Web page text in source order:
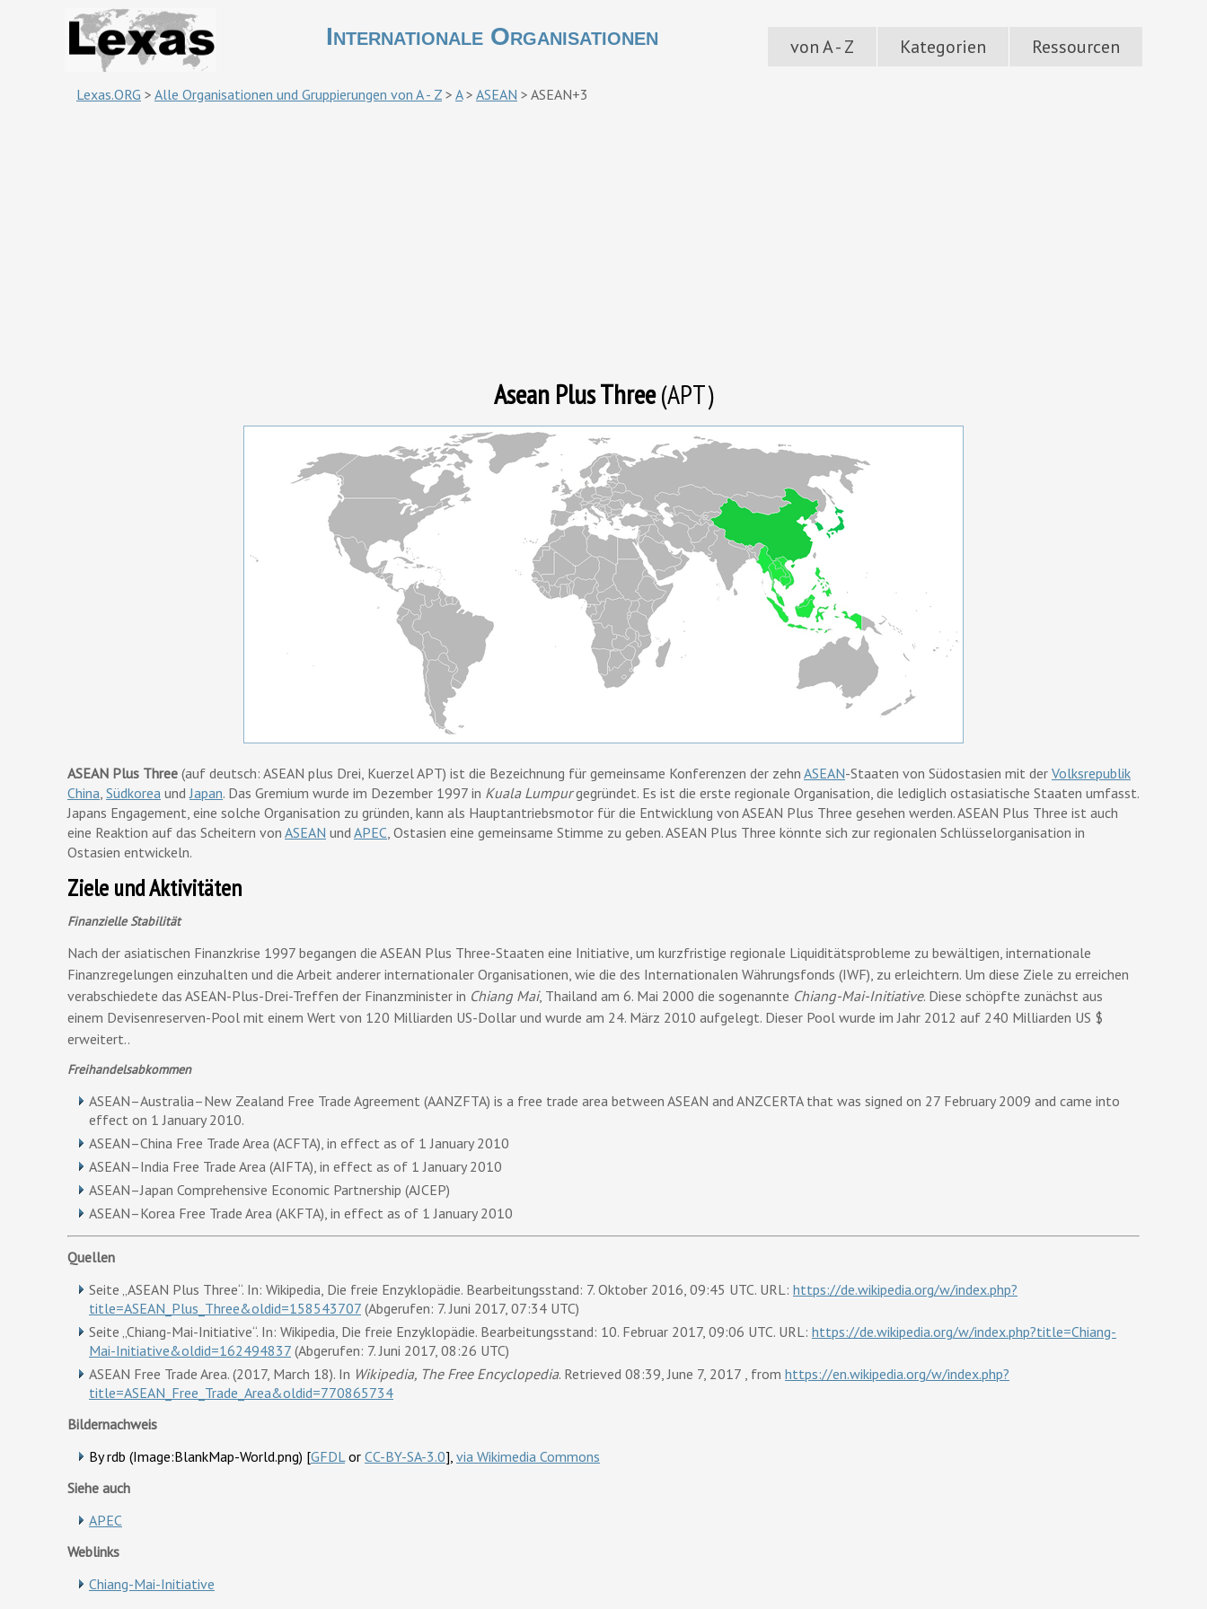
Internationale Organisationen von A - Z Kategorien Ressourcen
Lexas.ORG > Alle Organisationen und Gruppierungen von A - Z > A> ASEAN > ASEAN+3
Asean Plus Three(APT)
ASEAN Plus Three (auf deutsch: ASEAN plus Drei, Kuerzel APT) ist die Bezeichnung für gemeinsame Konferenzen der zehn ASEAN-Staaten von Südostasien mit der Volksrepublik
China, Südkorea undJapan. Das Gremium wurde im Dezember 1997 in Kuala Lumpurgegründet. Es ist die erste regionale Organisation, die lediglich ostasiatische Staaten umfasst.
Japans Engagement, eine solche Organisation zu gründen, kann als Hauptantriebsmotor für die Entwicklung von ASEAN Plus Three gesehen werden. ASEAN Plus Three ist auch
eine Reaktion auf das Scheitern von ASEAN und APEC, Ostasien eine gemeinsame Stimme zu geben. ASEAN Plus Three könnte sich zur regionalen Schlüsselorganisation in
Ostasien entwickeln.
Ziele und Aktivitäten
Finanzielle Stabilität
Nach der asiatischen Finanzkrise 1997 begangen die ASEAN Plus Three-Staaten eine Initiative, um kurzfristige regionale Liquiditätsprobleme zu bewältigen, internationale
Finanzregelungen einzuhalten und die Arbeit anderer internationaler Organisationen, wie die des Internationalen Währungsfonds (IWF), zu erleichtern. Um diese Ziele zu erreichen
verabschiedete das ASEAN-Plus-Drei-Treffen der Finanzminister in Chiang Mai, Thailand am 6. Mai 2000 die sogenannte Chiang-Mai-Initiative. Diese schöpfte zunächst aus
einem Devisenreserven-Pool mit einem Wert von 120 Milliarden US-Dollar und wurde am 24. März 2010 aufgelegt. Dieser Pool wurde im Jahr 2012 auf 240 Milliarden US $
erweitert..
Freihandelsabkommen
ASEAN–Australia–New Zealand Free Trade Agreement (AANZFTA) is a free trade area between ASEAN and ANZCERTA that was signed on 27 February 2009 and came into
effect on 1 January 2010.
ASEAN–China Free Trade Area (ACFTA), in effect as of 1 January 2010
ASEAN–India Free Trade Area (AIFTA), in effect as of 1 January 2010
ASEAN–Japan Comprehensive Economic Partnership (AJCEP)
ASEAN–Korea Free Trade Area (AKFTA), in effect as of 1 January 2010
Quellen
Seite „ASEAN Plus Three“. In: Wikipedia, Die freie Enzyklopädie. Bearbeitungsstand: 7. Oktober 2016, 09:45 UTC. URL: https://de.wikipedia.org/w/index.php?
title=ASEAN_Plus_Three&oldid=158543707 (Abgerufen: 7. Juni 2017, 07:34 UTC)
Seite „Chiang-Mai-Initiative“. In: Wikipedia, Die freie Enzyklopädie. Bearbeitungsstand: 10. Februar 2017, 09:06 UTC. URL: https://de.wikipedia.org/w/index.php?title=Chiang-
Mai-Initiative&oldid=162494837 (Abgerufen: 7. Juni 2017, 08:26 UTC)
ASEAN Free Trade Area. (2017, March 18). In Wikipedia, The Free Encyclopedia. Retrieved 08:39, June 7, 2017 , from https://en.wikipedia.org/w/index.php?
title=ASEAN_Free_Trade_Area&oldid=770865734
Bildernachweis
By rdb (Image:BlankMap-World.png) [GFDLor CC-BY-SA-3.0], via Wikimedia Commons
Siehe auch
APEC
Weblinks
Chiang-Mai-Initiative